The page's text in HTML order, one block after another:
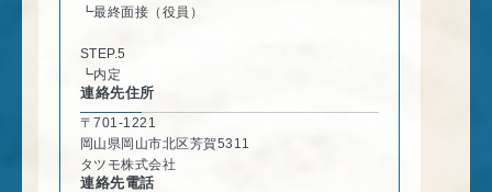
┗最終面接（役員）
STEP.5
┗内定
連絡先住所
〒701-1221
岡山県岡山市北区芳賀5311
タツモ株式会社
連絡先電話